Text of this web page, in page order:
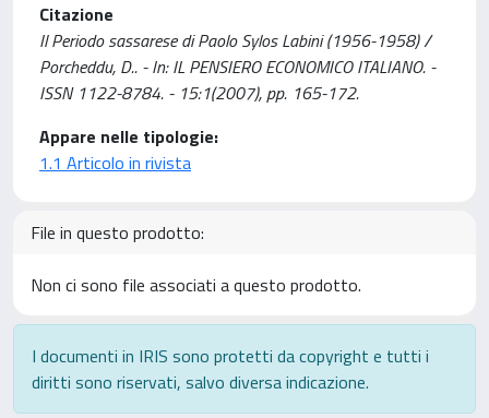
Citazione
Il Periodo sassarese di Paolo Sylos Labini (1956-1958) /
Porcheddu, D.. - In: IL PENSIERO ECONOMICO ITALIANO. -
ISSN 1122-8784. - 15:1(2007), pp. 165-172.
Appare nelle tipologie:
1.1 Articolo in rivista
File in questo prodotto:
Non ci sono file associati a questo prodotto.
I documenti in IRIS sono protetti da copyright e tutti i
diritti sono riservati, salvo diversa indicazione.